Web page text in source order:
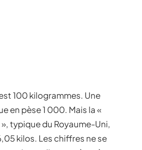
100 kilogrammes. Une
en pèse 1 000. Mais la «
typique du Royaume-Uni,
kilos. Les chiffres ne se